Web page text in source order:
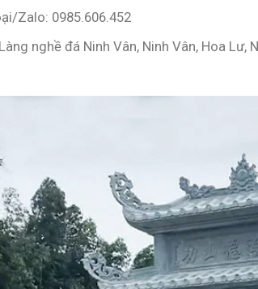
Zalo: 0985.606.452
Làng nghề đá Ninh Vân, Ninh Vân, Hoa Lư,